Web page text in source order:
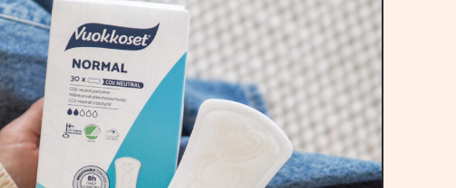
Vuokkoset Bio
Vuokkoset Cotton
Vuokkoset
Vuokkoset Organic-tamponit
Vuokkoset Kuukuppi